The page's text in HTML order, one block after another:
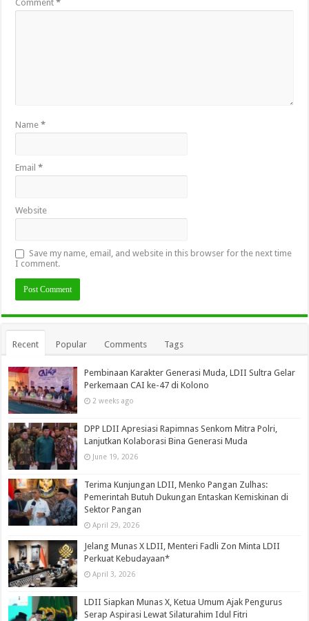
Comment*
Name*
Email*
Website
Save my name, email, and website in this browser for the next time
I comment.
Recent Popular Comments Tags
Pembinaan Karakter Generasi Muda, LDII Sultra Gelar
Perkemaan CAI ke-47 di Kolono
2 weeks ago
DPP LDII Apresiasi Rapimnas Senkom Mitra Polri,
Lanjutkan Kolaborasi Bina Generasi Muda
June 19, 2026
Terima Kunjungan LDII, Menko Pangan Zulhas:
Pemerintah Butuh Dukungan Entaskan Kemiskinan di
Sektor Pangan
April 29, 2026
Jelang Munas X LDII, Menteri Fadli Zon Minta LDII
Perkuat Kebudayaan*
April 3, 2026
LDII Siapkan Munas X, Ketua Umum Ajak Pengurus
Serap Aspirasi Lewat Silaturahim Idul Fitri